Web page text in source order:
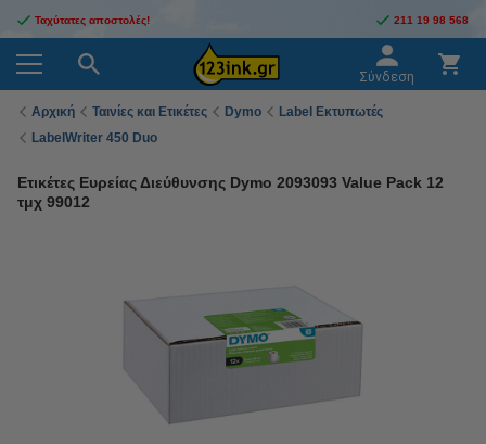
Ταχύτατες αποστολές! 211 19 98 568
Σύνδεση
Αρχική Ταινίες και Ετικέτες Dymo
Label Εκτυπωτές
LabelWriter 450 Duo
Ετικέτες Ευρείας Διεύθυνσης Dymo 2093093 Value Pack 12
τμχ 99012